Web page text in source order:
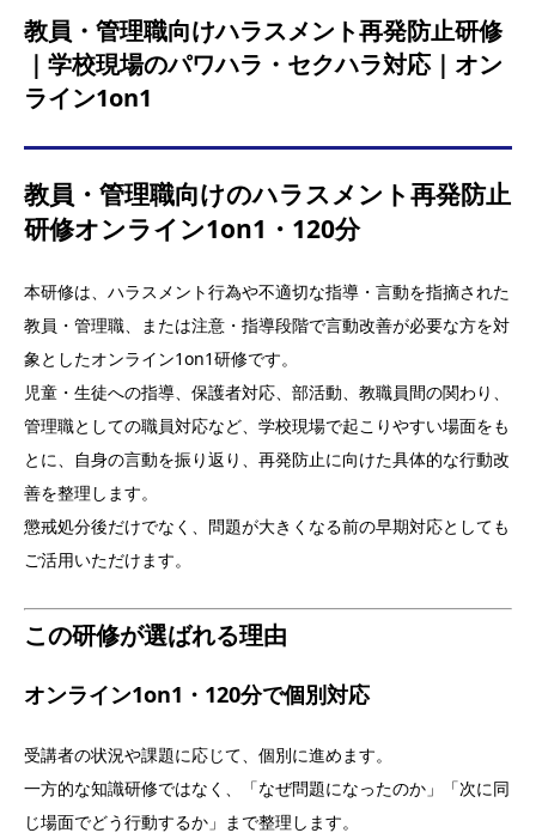
教員・管理職向けハラスメント再発防止研修
｜学校現場のパワハラ・セクハラ対応｜オン
ライン1on1
教員・管理職向けのハラスメント再発防止
研修オンライン1on1・120分
本研修は、ハラスメント行為や不適切な指導・言動を指摘された
教員・管理職、または注意・指導段階で言動改善が必要な方を対
象としたオンライン1on1研修です。
児童・生徒への指導、保護者対応、部活動、教職員間の関わり、
管理職としての職員対応など、学校現場で起こりやすい場面をも
とに、自身の言動を振り返り、再発防止に向けた具体的な行動改
善を整理します。
懲戒処分後だけでなく、問題が大きくなる前の早期対応としても
ご活用いただけます。
この研修が選ばれる理由
オンライン1on1・120分で個別対応
受講者の状況や課題に応じて、個別に進めます。
一方的な知識研修ではなく、「なぜ問題になったのか」「次に同
じ場面でどう行動するか」まで整理します。